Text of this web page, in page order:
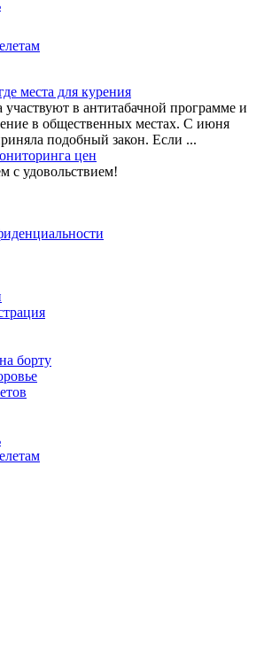
места для курения
в антитабачной программе и
в общественных местах. С июня
подобный закон. Если ...
с удовольствием!
борту